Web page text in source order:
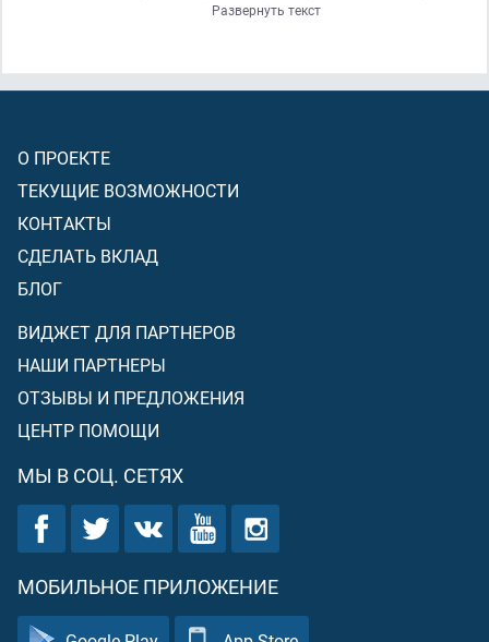
[народу пророка Салиха]верблюдицу как наглядное
Развернуть текст
О ПРОЕКТЕ
ТЕКУЩИЕ ВОЗМОЖНОСТИ
КОНТАКТЫ
СДЕЛАТЬ ВКЛАД
БЛОГ
ВИДЖЕТ ДЛЯ ПАРТНЕРОВ
НАШИ ПАРТНЕРЫ
ОТЗЫВЫ И ПРЕДЛОЖЕНИЯ
ЦЕНТР ПОМОЩИ
МЫ В СОЦ. СЕТЯХ
МОБИЛЬНОЕ ПРИЛОЖЕНИЕ